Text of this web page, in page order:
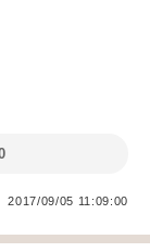
2017/09/05 11:09:00